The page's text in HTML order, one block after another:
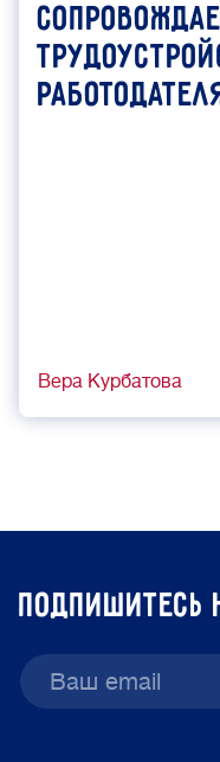
Вера Курбатова
подпишитесь